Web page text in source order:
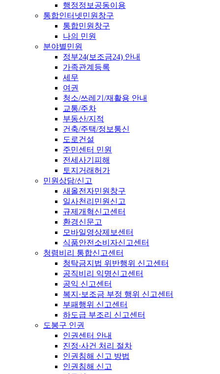
행정정보공동이용
통합인터넷민원창구
통합민원창구
나의 민원
분야별민원
정부24(보조금24) 안내
가족관계등록
세무
여권
청소/쓰레기/재활용 안내
교통/주차
부동산/지적
건축/주택/정보통신
도로건설
주민센터 민원
전세사기피해
토지거래허가
민원상담/신고
새올전자민원창구
일사천리민원신고
규제개혁신고센터
환경신문고
모바일영상제보센터
식품안전소비자신고센터
청렴비리 통합신고센터
청탁금지법 위반행위 신고센터
공직비리 익명신고센터
공익 신고센터
복지·보조금 부정 행위 신고센터
부패행위 신고센터
하도급 부조리 신고센터
도봉구 인권
인권센터 안내
진정·사건 처리 절차
인권침해 신고 방법
인권침해 신고